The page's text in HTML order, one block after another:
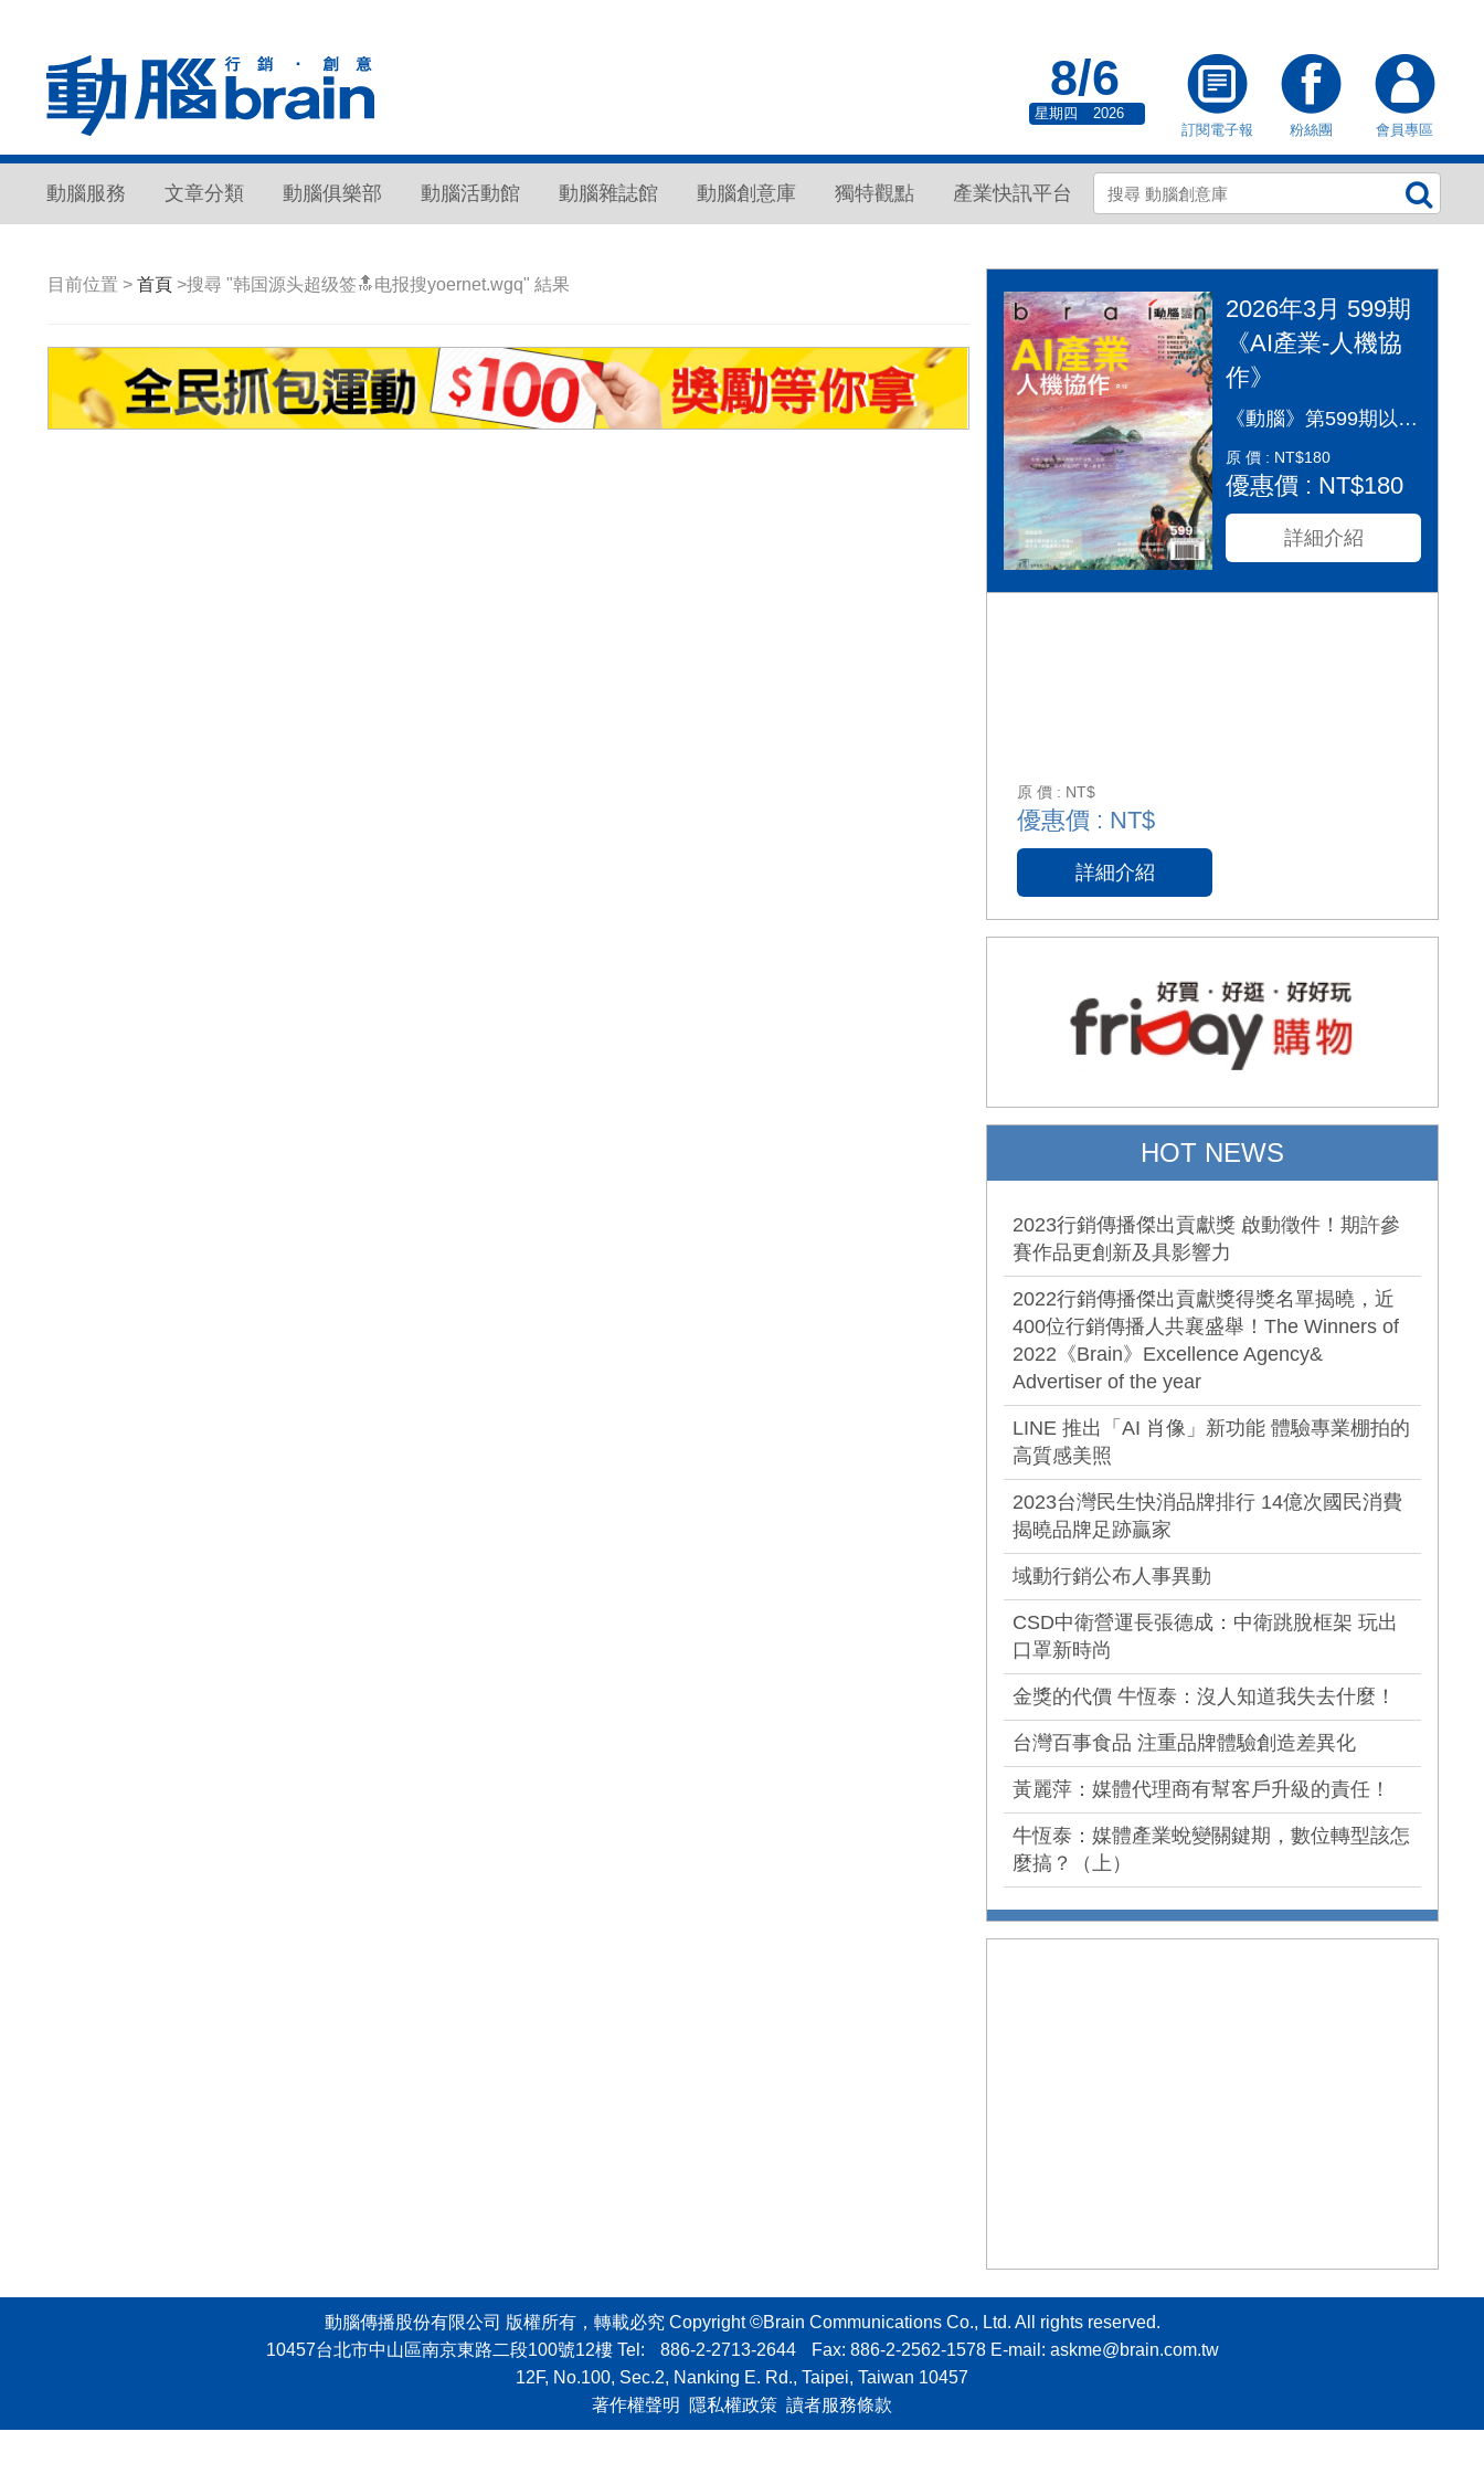
8/6
星期四
2026
訂閱電子報
粉絲團 會員專區
動腦服務 文章分類 動腦俱樂部 動腦活動館 動腦雜誌館 動腦創意庫 獨特觀點 產業快訊平台
目前位置 > 首頁 >搜尋 "韩国源头超级签🔝电报搜yoernet.wgq" 結果
2026年3月 599期
《AI產業-人機協
作》
《動腦》第599期以「AI產業：人機協作」為封面故事，探討AI從「造夢期」邁入「落地應用」的關鍵變革。本期深入剖析2026年AI產業全景，涵蓋代理型AI（Agentic AI）如何重塑顧客旅程、企業導入實戰指南及風險治理。透過專家觀點，解構從智慧金融到行銷流程的自動化轉型，並探討「人機協作」模式下，行銷人如何從軟體操作者轉變為AI指揮官，在矽基與碳基共存的時代，將算力轉化為驅動企業長期成長的關鍵動能，打造更有溫度的未來生活。
原 價 : NT$180
優惠價 : NT$180
詳細介紹
原 價 : NT$
優惠價 : NT$
詳細介紹
HOT NEWS
2023行銷傳播傑出貢獻獎 啟動徵件！期許參
賽作品更創新及具影響力
2022行銷傳播傑出貢獻獎得獎名單揭曉，近
400位行銷傳播人共襄盛舉！The Winners of
2022《Brain》Excellence Agency&
Advertiser of the year
LINE 推出「AI 肖像」新功能 體驗專業棚拍的
高質感美照
2023台灣民生快消品牌排行 14億次國民消費
揭曉品牌足跡贏家
域動行銷公布人事異動
CSD中衛營運長張德成：中衛跳脫框架 玩出
口罩新時尚
金獎的代價 牛恆泰：沒人知道我失去什麼！
台灣百事食品 注重品牌體驗創造差異化
黃麗萍：媒體代理商有幫客戶升級的責任！
牛恆泰：媒體產業蛻變關鍵期，數位轉型該怎
麼搞？（上）
動腦傳播股份有限公司 版權所有，轉載必究 Copyright ©Brain Communications Co., Ltd. All rights reserved.
10457台北市中山區南京東路二段100號12樓Tel: 886-2-2713-2644 Fax: 886-2-2562-1578 E-mail: askme@brain.com.tw
12F, No.100, Sec.2, Nanking E. Rd., Taipei, Taiwan 10457
著作權聲明
隱私權政策 讀者服務條款